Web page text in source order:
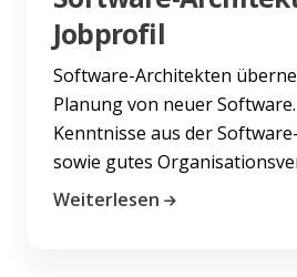
Jobprofil
Software-Architekten
Planung von neuer
Kenntnisse aus der
sowie gutes
Weiterlesen